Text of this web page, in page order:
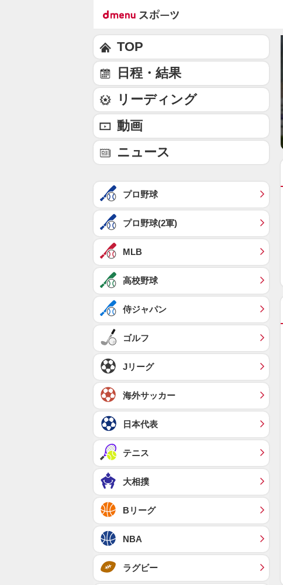
TOP
日程・結果
リーディング
動画
ニュース
プロ野球
プロ野球(2軍)
MLB
高校野球
侍ジャパン
ゴルフ
Jリーグ
海外サッカー
日本代表
テニス
大相撲
Bリーグ
NBA
ラグビー